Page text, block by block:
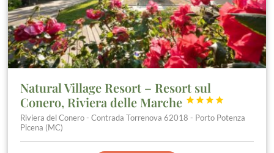
Natural Village Resort – Resort sul
Conero, Riviera delle Marche




Riviera del Conero - Contrada Torrenova 62018 - Porto Potenza
Picena (MC)